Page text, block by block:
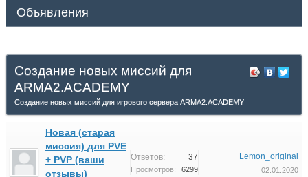
Объявления
Создание новых миссий для
ARMA2.ACADEMY
Создание новых миссий для игрового сервера ARMA2.ACADEMY
Новая (старая
миссия) для PVE
+ PVP (ваши
отзывы)
Ответов: 37
Просмотров: 6299
Lemon_original
02.01.2020